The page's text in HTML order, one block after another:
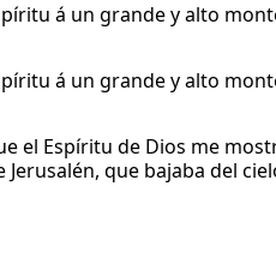
á un grande y alto
á un grande y alto
el Espíritu de Dios me
Jerusalén, que bajaba del